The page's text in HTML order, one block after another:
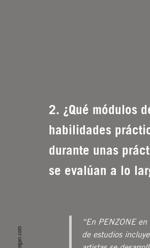
2. ¿Qué módulos
habilidades
durante unas
se evalúan a lo
“En PENZONE
de estudios